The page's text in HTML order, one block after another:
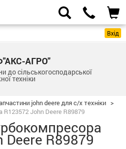
Вхід
АГРО"
до сільськогосподарської
техніки
john deere для с/х техніки >
John Deere R89879
Deere R89879